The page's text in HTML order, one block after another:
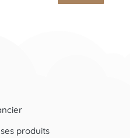
produits